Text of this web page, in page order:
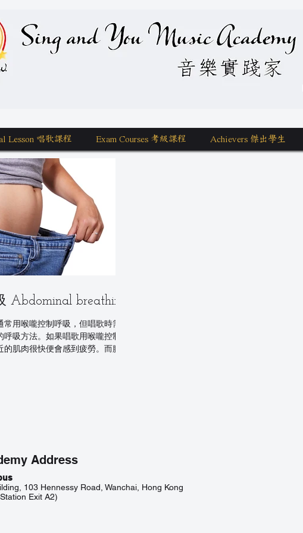
Sing and You Music Academy 學唱歌
Lesson 唱歌課程 Exam Courses 考級課程 Achievers 傑出學生
Abdominal breathing
用喉嚨控制呼吸，但唱歌時需要
吸方法。如果唱歌用喉嚨控制呼
肌肉很快便會感到疲勞。而腹式
103 Hennessy Road, Wanchai, Hong Kong
Exit A2)
Address